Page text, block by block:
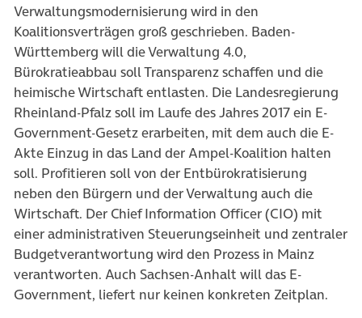
Verwaltungsmodernisierung wird in den
Koalitionsverträgen groß geschrieben. Baden-
Württemberg will die Verwaltung 4.0,
Bürokratieabbau soll Transparenz schaffen und die
heimische Wirtschaft entlasten. Die Landesregierung
Rheinland-Pfalz soll im Laufe des Jahres 2017 ein E-
Government-Gesetz erarbeiten, mit dem auch die E-
Akte Einzug in das Land der Ampel-Koalition halten
soll. Profitieren soll von der Entbürokratisierung
neben den Bürgern und der Verwaltung auch die
Wirtschaft. Der Chief Information Officer (CIO) mit
einer administrativen Steuerungseinheit und zentraler
Budgetverantwortung wird den Prozess in Mainz
verantworten. Auch Sachsen-Anhalt will das E-
Government, liefert nur keinen konkreten Zeitplan.